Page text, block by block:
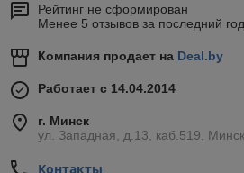
Рейтинг не сформирован
Менее 5 отзывов за последний год
Компания продает на Deal.by
Работает с 14.04.2014
г. Минск
ул. Западная, д.13, каб.519,
Контакты